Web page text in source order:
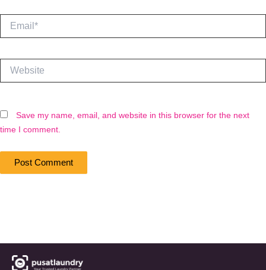
Website
Save my name, email, and website in this browser for the next
time I comment.